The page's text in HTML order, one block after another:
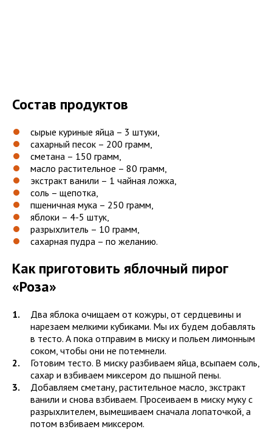
Состав продуктов
сырые куриные яйца – 3 штуки,
сахарный песок – 200 грамм,
сметана – 150 грамм,
масло растительное – 80 грамм,
экстракт ванили – 1 чайная ложка,
соль – щепотка,
пшеничная мука – 250 грамм,
яблоки – 4-5 штук,
разрыхлитель – 10 грамм,
сахарная пудра – по желанию.
Как приготовить яблочный пирог
«Роза»
Два яблока очищаем от кожуры, от сердцевины и
нарезаем мелкими кубиками. Мы их будем добавлять
в тесто. А пока отправим в миску и польем лимонным
соком, чтобы они не потемнели.
Готовим тесто. В миску разбиваем яйца, всыпаем соль,
сахар и взбиваем миксером до пышной пены.
Добавляем сметану, растительное масло, экстракт
ванили и снова взбиваем. Просеиваем в миску муку с
разрыхлителем, вымешиваем сначала лопаточкой, а
потом взбиваем миксером.